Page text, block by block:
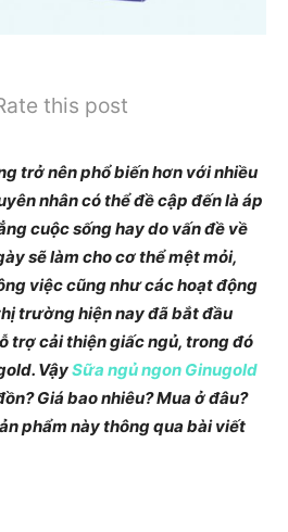
this post
trở nên phổ biến hơn với nhiều
nhân có thể đề cập đến là áp
cuộc sống hay do vấn đề về
sẽ làm cho cơ thể mệt mỏi,
việc cũng như các hoạt động
trường hiện nay đã bắt đầu
trợ cải thiện giấc ngủ, trong đó
VậySữa ngủ ngon Ginugold
Giá bao nhiêu? Mua ở đâu?
phẩm này thông qua bài viết